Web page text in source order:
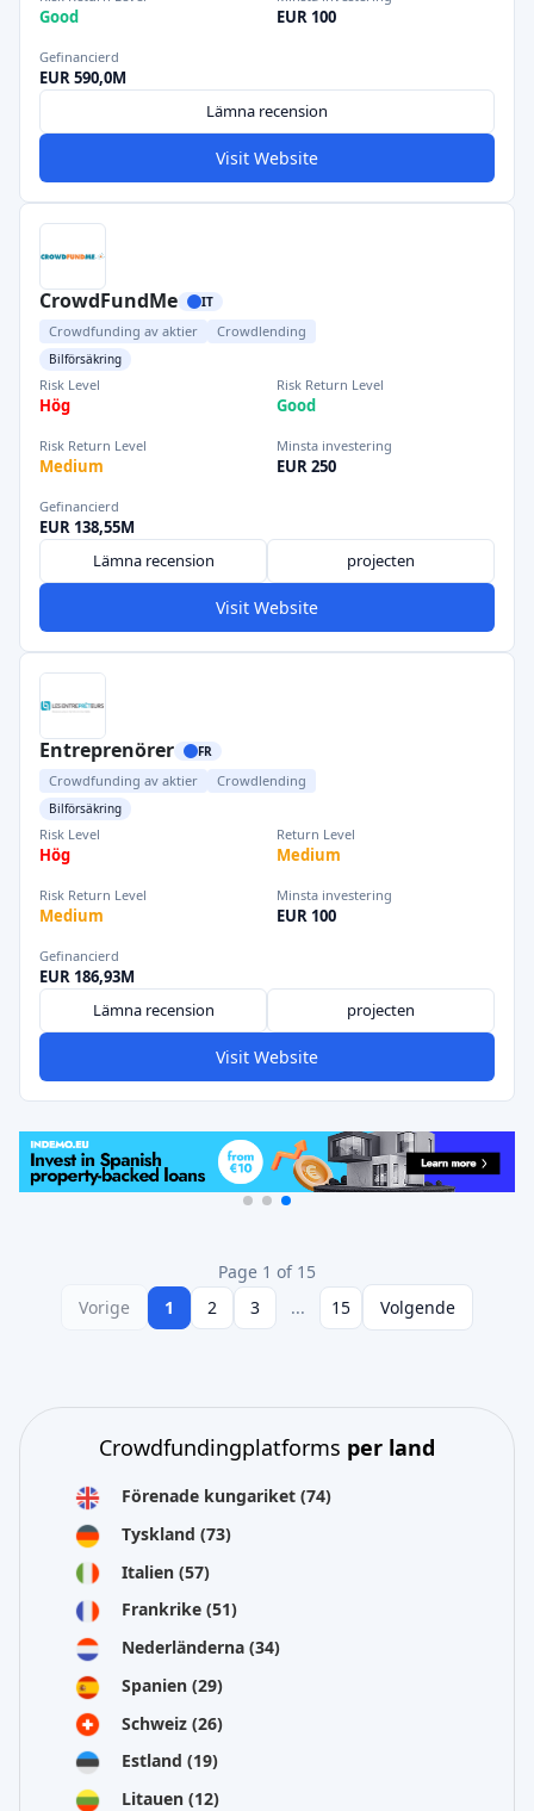
Good EUR 100
Gefinancierd
EUR 590,0M
Lämna recension
Visit Website
CrowdFundMe IT
Crowdfunding av aktier Crowdlending
Bilförsäkring
Risk Level
Hög
Risk Return Level
Good
Risk Return Level
Medium
Minsta investering
EUR 250
Gefinancierd
EUR 138,55M
Lämna recension
projecten
Visit Website
Entreprenörer FR
Crowdfunding av aktier Crowdlending
Bilförsäkring
Risk Level
Hög
Return Level
Medium
Risk Return Level
Medium
Minsta investering
EUR 100
Gefinancierd
EUR 186,93M
Lämna recension
projecten
Visit Website
Page 1 of 15
Vorige
1 2 3 ... 15 Volgende
Crowdfundingplatforms per land
Förenade kungariket (74)
Tyskland (73)
Italien (57)
Frankrike (51)
Nederländerna (34)
Spanien (29)
Schweiz (26)
Estland (19)
Litauen (12)